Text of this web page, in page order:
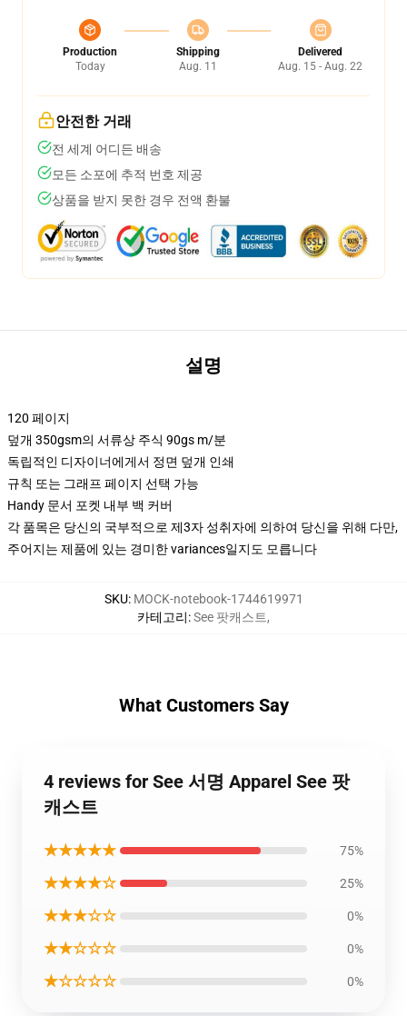
Production
Today
Shipping
Aug. 11
Delivered
Aug. 15 - Aug. 22
안전한 거래
전 세계 어디든 배송
모든 소포에 추적 번호 제공
상품을 받지 못한 경우 전액 환불
설명
120 페이지
덮개 350gsm의 서류상 주식 90gs m/분
독립적인 디자이너에게서 정면 덮개 인쇄
규칙 또는 그래프 페이지 선택 가능
Handy 문서 포켓 내부 백 커버
각 품목은 당신의 국부적으로 제3자 성취자에 의하여 당신을 위해 다만,
주어지는 제품에 있는 경미한 variances일지도 모릅니다
SKU: MOCK-notebook-1744619971
카테고리:See 팟캐스트,
What Customers Say
4 reviews for See 서명 Apparel See 팟
캐스트
★★★★★ 75%
★★★★☆ 25%
★★★☆☆ 0%
★★☆☆☆ 0%
★☆☆☆☆ 0%